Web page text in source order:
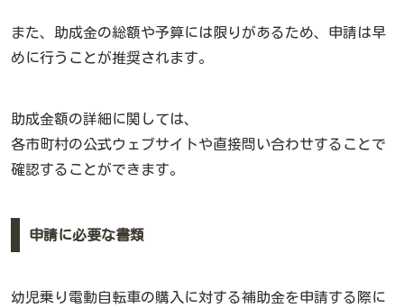
また、助成金の総額や予算には限りがあるため、申請は早
めに行うことが推奨されます。
助成金額の詳細に関しては、
各市町村の公式ウェブサイトや直接問い合わせすることで
確認することができます。
申請に必要な書類
幼児乗り電動自転車の購入に対する補助金を申請する際に